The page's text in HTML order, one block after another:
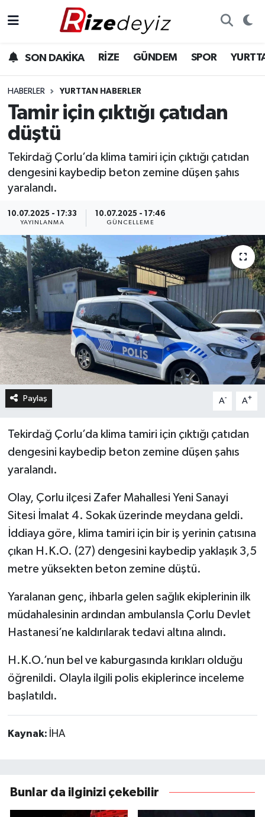
SON DAKİKA RİZE GÜNDEM SPOR
HABERLER YURTTAN HABERLER
Tamir için çıktığı çatıdan
düştü
Tekirdağ Çorlu’da klima tamiri için çıktığı çatıdan
dengesini kaybedip beton zemine düşen şahıs
yaralandı.
10.07.2025 - 17:33
YAYINLANMA
10.07.2025 - 17:46
GÜNCELLEME
Paylaş A- A+
Tekirdağ Çorlu’da klima tamiri için çıktığı çatıdan
dengesini kaybedip beton zemine düşen şahıs
yaralandı.
Olay, Çorlu ilçesi Zafer Mahallesi Yeni Sanayi
Sitesi İmalat 4. Sokak üzerinde meydana geldi.
İddiaya göre, klima tamiri için bir iş yerinin çatısına
çıkan H.K.O. (27) dengesini kaybedip yaklaşık 3,5
metre yüksekten beton zemine düştü.
Yaralanan genç, ihbarla gelen sağlık ekiplerinin ilk
müdahalesinin ardından ambulansla Çorlu Devlet
Hastanesi’ne kaldırılarak tedavi altına alındı.
H.K.O.’nun bel ve kaburgasında kırıkları olduğu
öğrenildi. Olayla ilgili polis ekiplerince inceleme
başlatıldı.
Kaynak: İHA
Bunlar da ilginizi çekebilir
Gündem
Yurttan Haberler
Ekonomi
Teknoloji
Rize Hava Durumu
Rize Trafik Yoğunluk Haritası
Süper Lig Puan Durumu ve Fikstür
Tüm Manşetler
Haber Arşivi